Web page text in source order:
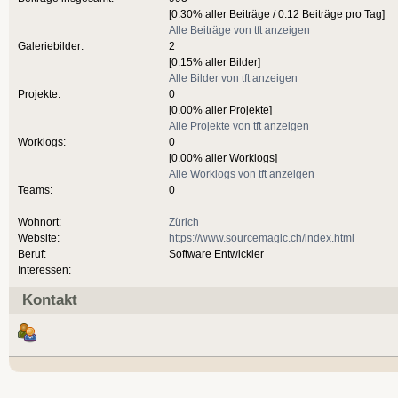
Galeriebilder:
Projekte:
Worklogs:
Teams:
Wohnort:
Website:
Beruf:
Interessen:
[0.30% aller Beiträge / 0.12 Beiträge pro Tag]
Alle Beiträge von tft anzeigen
2
[0.15% aller Bilder]
Alle Bilder von tft anzeigen
0
[0.00% aller Projekte]
Alle Projekte von tft anzeigen
0
[0.00% aller Worklogs]
Alle Worklogs von tft anzeigen
0
Zürich
https://www.sourcemagic.ch/index.html
Software Entwickler
Kontakt